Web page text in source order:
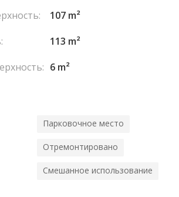
107 m²
113 m²
6 m²
Парковочное место
Отремонтировано
Смешанное использование